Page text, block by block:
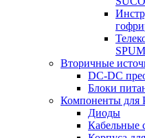
Вторичные
DC-DC
Блоки
Компоненты для
Диоды
Кабельные